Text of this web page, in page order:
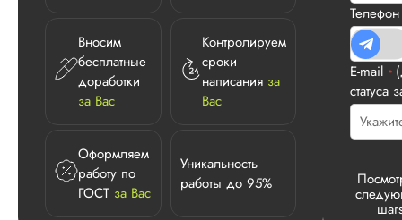
Вносим
бесплатные
доработки
за Вас
Контролируем
сроки
написания за
Вас
Оформляем
работу по
ГОСТ за Вас
Уникальность
работы до 95%
E-mail *
статуса